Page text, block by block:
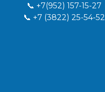
📞 +7(952) 157-15-27
📞 +7 (3822) 25-54-52